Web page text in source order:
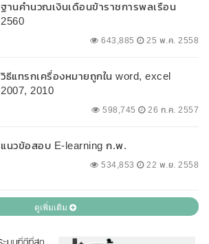
ฐานคำนวณเงินเดือนข้าราชการพลเรือน
2560
643,885 25 พ.ค. 2558
วิธีแทรกเครื่องหมายถูกใน word, excel
2007, 2010
598,745 26 ก.ค. 2557
แนวข้อสอบ E-learning ก.พ.
534,853 22 พ.ย. 2558
ดูเพิ่มเติม